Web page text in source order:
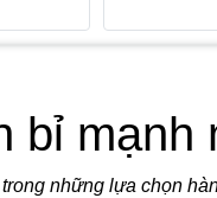
bỉ
những lựa chọn